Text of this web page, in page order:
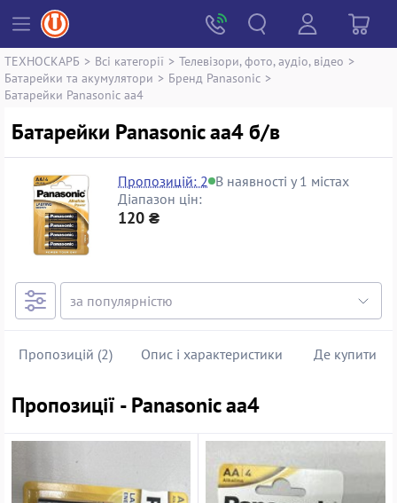
ТЕХНОСКАРБ > Всі категорії > Телевізори, фото, аудіо, відео >
Батарейки та акумулятори > Бренд Panasonic >
Батарейки Panasonic аа4
Батарейки Panasonic аа4 б/в
Пропозицій: 2 В наявності у 1 містах
Діапазон цін:
120 ₴
Пропозицій (2) Опис і характеристики Де купити
Пропозиції - Panasonic аа4